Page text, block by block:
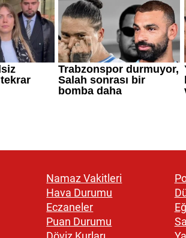
Namaz Vakitleri
Hava Durumu
Eczaneler
Puan Durumu